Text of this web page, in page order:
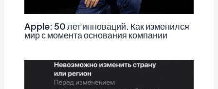
Apple: 50 лет инноваций. Как изменился
мир с момента основания компании